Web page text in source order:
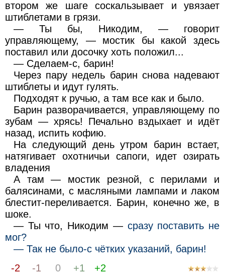
втором же шаге соскальзывает и увязает
штиблетами в грязи.
— Ты бы, Никодим, — говорит
управляющему, — мостик бы какой здесь
поставил или досочку хоть положил...
— Сделаем-с, барин!
Через пару недель барин снова надевают
штиблеты и идут гулять.
Подходят к ручью, а там все как и было.
Барин разворачивается, управляющему по
зубам — хрясь! Печально вздыхает и идёт
назад, испить кофию.
На следующий день утром барин встает,
натягивает охотничьи сапоги, идет озирать
владения
А там — мостик резной, с перилами и
балясинами, с масляными лампами и лаком
блестит-переливается. Барин, конечно же, в
шоке.
— Ты что, Никодим — сразу поставить не
мог?
— Так не было-с чётких указаний, барин!
-2
-1 0 +1 +2